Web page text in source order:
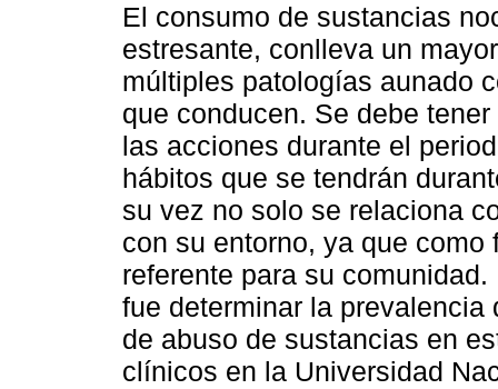
El consumo de sustancias
estresante, conlleva un
múltiples patologías aunado
que conducen. Se debe
las acciones durante el
hábitos que se tendrán
su vez no solo se relaciona
con su entorno, ya que
referente para su
fue determinar la
de abuso de sustancias en
clínicos en la Universidad